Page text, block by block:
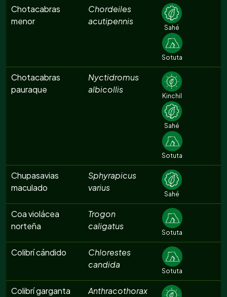
Chotacabras
menor
Chordeiles
acutipennis
Sahé
Sotuta
Chotacabras
pauraque
Nyctidromus
albicollis
Kinchil
Sahé
Sotuta
Chupasavias
maculado
Sphyrapicus
varius
Sahé
Coa violácea
norteña
Trogon
caligatus
Sotuta
Colibrí cándido
Chlorestes
candida
Sotuta
Colibrí garganta
Anthracothorax